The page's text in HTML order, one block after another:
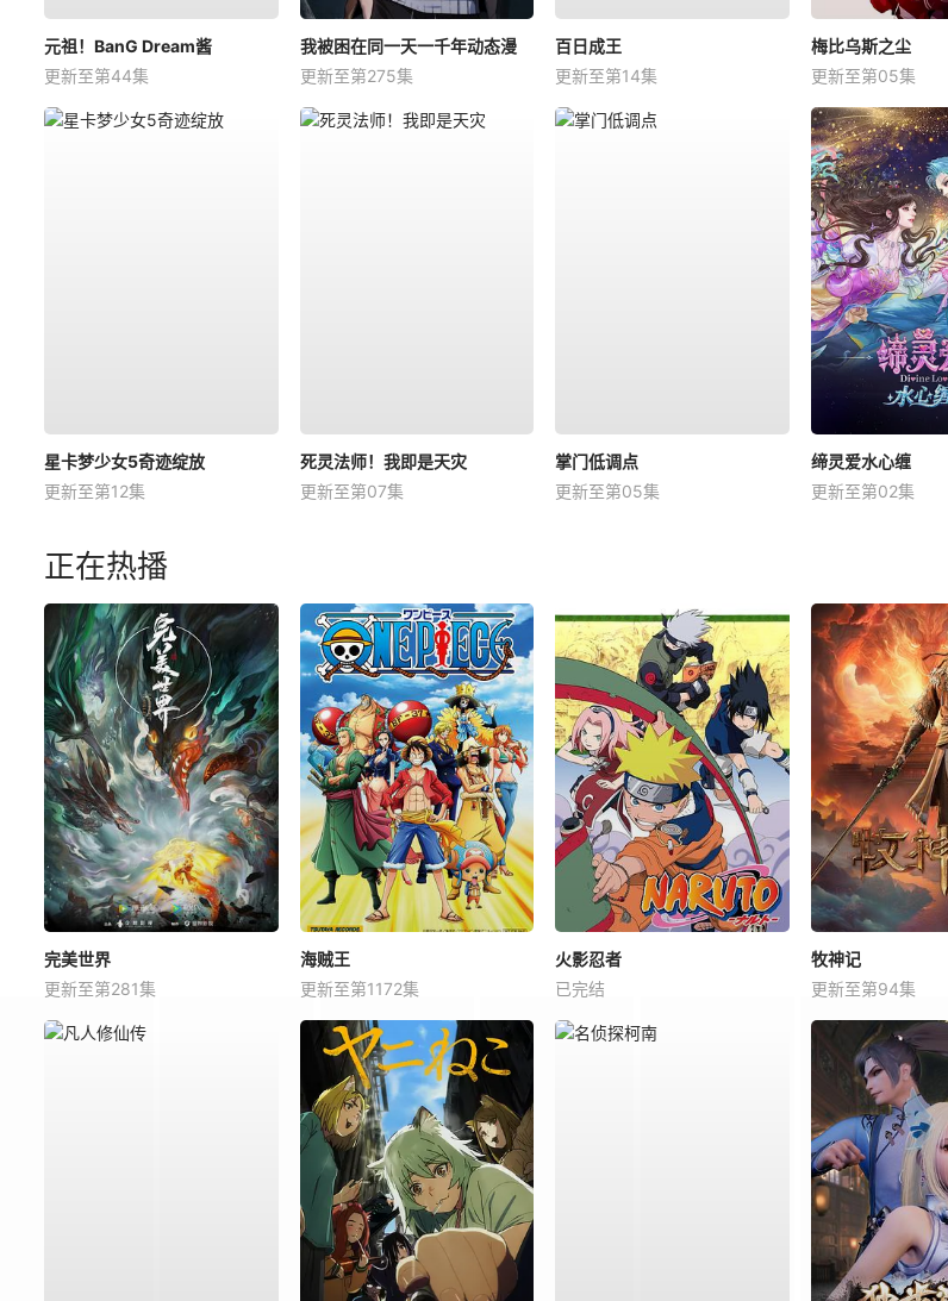
元祖！BanG Dream酱
更新至第44集
我被困在同一天一千年动态漫
更新至第275集
百日成王
更新至第14集
梅比乌斯之尘
更新至第05集
星卡梦少女5奇迹绽放
更新至第12集
死灵法师！我即是天灾
更新至第07集
掌门低调点
更新至第05集
缔灵爱水心缠
更新至第02集
正在热播
完美世界
更新至第281集
海贼王
更新至第1172集
火影忍者
已完结
牧神记
更新至第94集